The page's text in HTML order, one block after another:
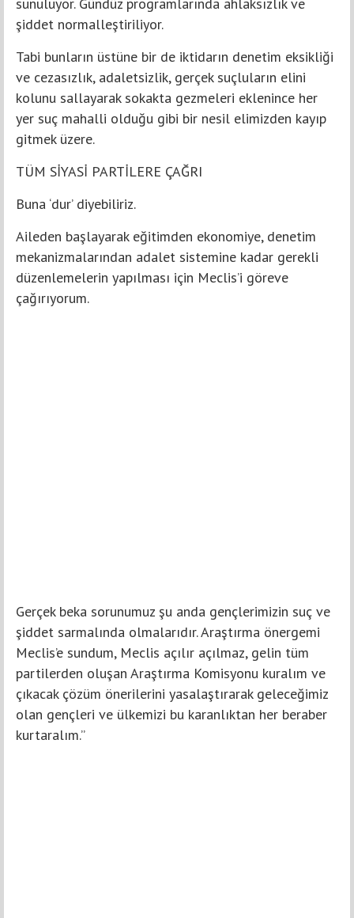
şiddet normalleştiriliyor.
Tabi bunların üstüne bir de iktidarın denetim eksikliği
ve cezasızlık, adaletsizlik, gerçek suçluların elini
kolunu sallayarak sokakta gezmeleri eklenince her
yer suç mahalli olduğu gibi bir nesil elimizden kayıp
gitmek üzere.
TÜM SİYASİ PARTİLERE ÇAĞRI
Buna ‘dur’ diyebiliriz.
Aileden başlayarak eğitimden ekonomiye, denetim
mekanizmalarından adalet sistemine kadar gerekli
düzenlemelerin yapılması için Meclis’i göreve
çağırıyorum.
Gerçek beka sorunumuz şu anda gençlerimizin suç ve
şiddet sarmalında olmalarıdır. Araştırma önergemi
Meclis’e sundum, Meclis açılır açılmaz, gelin tüm
partilerden oluşan Araştırma Komisyonu kuralım ve
çıkacak çözüm önerilerini yasalaştırarak geleceğimiz
olan gençleri ve ülkemizi bu karanlıktan her beraber
kurtaralım.”